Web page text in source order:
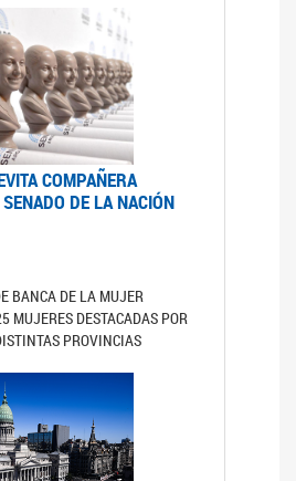
COMPAÑERA
DE LA NACIÓN
BANCA DE LA MUJER
MUJERES DESTACADAS POR
PROVINCIAS